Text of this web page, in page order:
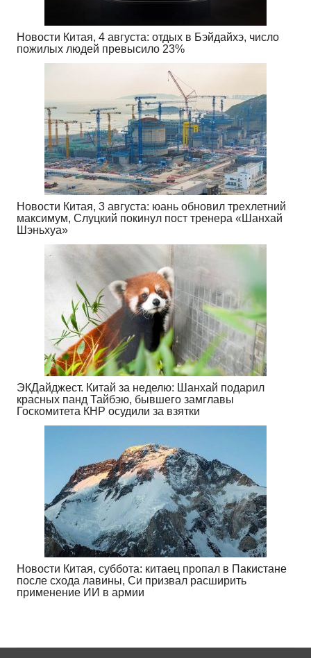
Новости Китая, 4 августа: отдых в Бэйдайхэ, число
пожилых людей превысило 23%
Новости Китая, 3 августа: юань обновил трехлетний
максимум, Слуцкий покинул пост тренера «Шанхай
Шэньхуа»
ЭКДайджест. Китай за неделю: Шанхай подарил
красных панд Тайбэю, бывшего замглавы
Госкомитета КНР осудили за взятки
Новости Китая, суббота: китаец пропал в Пакистане
после схода лавины, Си призвал расширить
применение ИИ в армии